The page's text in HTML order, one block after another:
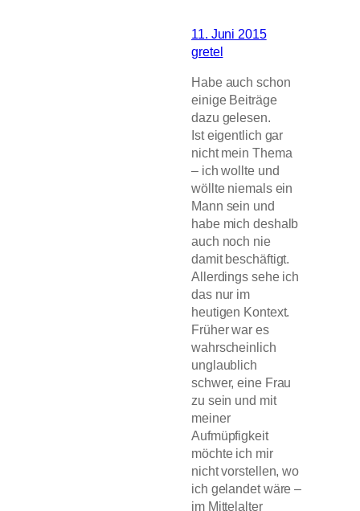
11. Juni 2015
gretel
Habe auch schon
einige Beiträge
dazu gelesen.
Ist eigentlich gar
nicht mein Thema
– ich wollte und
wöllte niemals ein
Mann sein und
habe mich deshalb
auch noch nie
damit beschäftigt.
Allerdings sehe ich
das nur im
heutigen Kontext.
Früher war es
wahrscheinlich
unglaublich
schwer, eine Frau
zu sein und mit
meiner
Aufmüpfigkeit
möchte ich mir
nicht vorstellen, wo
ich gelandet wäre –
im Mittelalter